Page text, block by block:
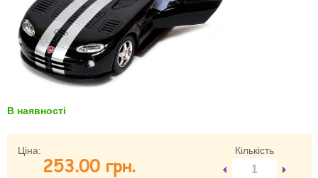
Пароль
Запам'ятати мене
Забули своє Ім’я Користувача?
Зареєструватися
В наявності
Ціна:
253.00 грн.
Кількість